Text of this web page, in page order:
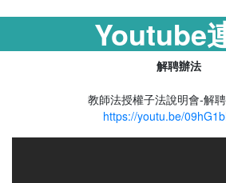
Youtube
解聘辦法
教師法授權子法說明會-解
https://youtu.be/